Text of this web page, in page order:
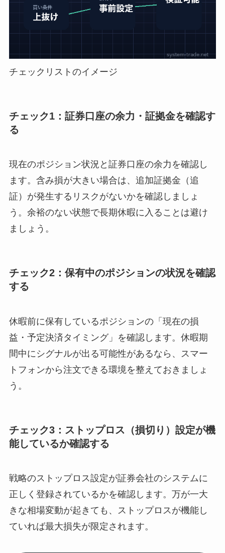
チェックリストのイメージ
チェック1：証券口座の余力・証拠金を確認す
る
現在のポジション状況と証券口座の余力を確認し
ます。含み損が大きい場合は、追加証拠金（追
証）が発生するリスクがないかを確認しましょ
う。余裕のない状態で長期休暇に入ることは避け
ましょう。
チェック2：保有中のポジションの状況を確認
する
休暇前に保有しているポジションの「現在の損
益・予定決済タイミング」を確認します。休暇期
間中にシグナルが出る可能性があるなら、スマー
トフォンから注文できる環境を整えておきましょ
う。
チェック3：ストップロス（損切り）設定が機
能しているか確認する
戦略のストップロス設定が証券会社のシステムに
正しく登録されているかを確認します。万が一大
きな相場変動が起きても、ストップロスが機能し
ていれば最大損失が限定されます。